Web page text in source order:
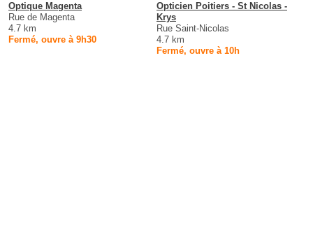
Optique Magenta
Rue de Magenta
4.7 km
Fermé, ouvre à 9h30
Opticien Poitiers - St Nicolas -
Krys
Rue Saint-Nicolas
4.7 km
Fermé, ouvre à 10h